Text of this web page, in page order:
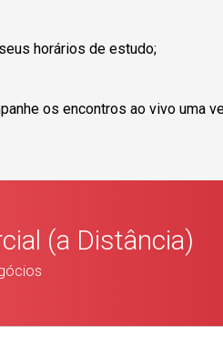
horários de estudo;
os encontros ao vivo uma
(a Distância)